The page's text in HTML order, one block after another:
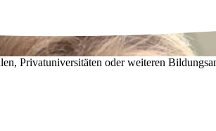
Privatuniversitäten oder weiteren